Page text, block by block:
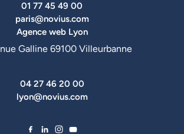
01 77 45 49 00
paris@novius.com
Agence web Lyon
Galline 69100 Villeurbanne
04 27 46 20 00
lyon@novius.com